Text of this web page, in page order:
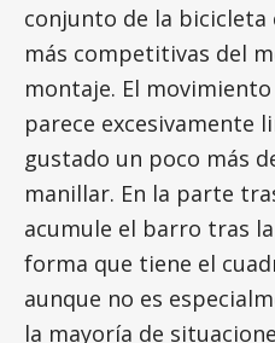
conjunto de la bicicleta
más competitivas del
montaje. El
parece excesivamente
gustado un poco más
manillar. En la parte
acumule el barro tras
forma que tiene el
aunque no es
la mayoría de